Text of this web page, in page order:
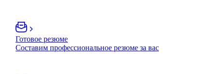
Готовое резюме
Составим профессиональное резюме за вас